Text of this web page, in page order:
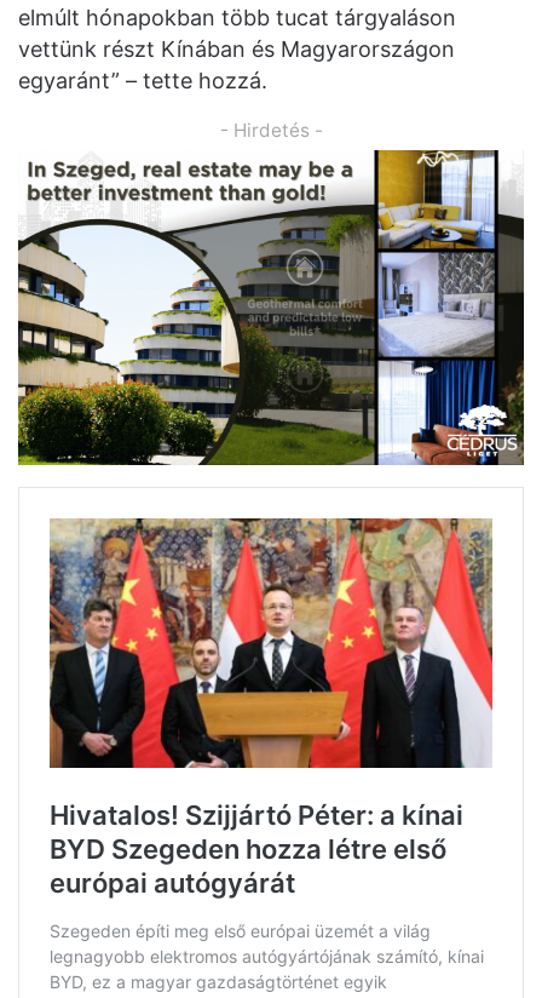
elmúlt hónapokban több tucat tárgyaláson
vettünk részt Kínában és Magyarországon
egyaránt” – tette hozzá.
- Hirdetés -